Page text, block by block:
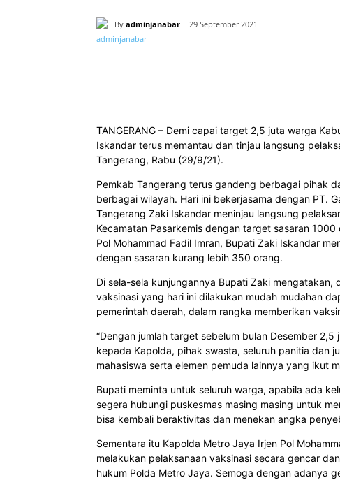
By adminjanabar 29 September 2021
TANGERANG – Demi capai target 2,5 juta warga
Iskandar terus memantau dan tinjau langsung
Tangerang, Rabu (29/9/21).
Pemkab Tangerang terus gandeng berbagai pihak
berbagai wilayah. Hari ini bekerjasama dengan PT.
Tangerang Zaki Iskandar meninjau langsung
Kecamatan Pasarkemis dengan target sasaran
Pol Mohammad Fadil Imran, Bupati Zaki Iskandar
dengan sasaran kurang lebih 350 orang.
Di sela-sela kunjungannya Bupati Zaki
vaksinasi yang hari ini dilakukan mudah mudahan
pemerintah daerah, dalam rangka memberikan
“Dengan jumlah target sebelum bulan Desember
kepada Kapolda, pihak swasta, seluruh panitia dan
mahasiswa serta elemen pemuda lainnya yang ikut
Bupati meminta untuk seluruh warga, apabila ada
segera hubungi puskesmas masing masing untuk
bisa kembali beraktivitas dan menekan angka
Sementara itu Kapolda Metro Jaya Irjen Pol
melakukan pelaksanaan vaksinasi secara gencar
hukum Polda Metro Jaya. Semoga dengan adanya